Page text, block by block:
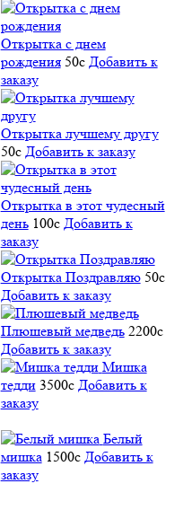
Открытка с днем
рождения 50c Добавить к
заказу
Открытка лучшему другу
50c Добавить к заказу
Открытка в этот чудесный
день 100c Добавить к
заказу
Открытка Поздравляю 50c
Добавить к заказу
Плюшевый медведь 2200c
Добавить к заказу
Мишка
тедди 3500c Добавить к
заказу
Белый
мишка 1500c Добавить к
заказу